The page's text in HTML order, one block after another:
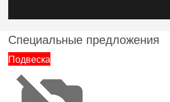
Специальные предложения
Подвеска